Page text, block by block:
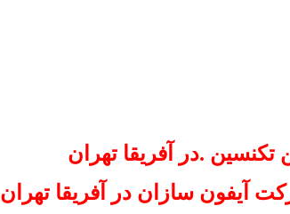
تکنسین .در آفریقا تهران
آیفون سازان در آفریقا تهران